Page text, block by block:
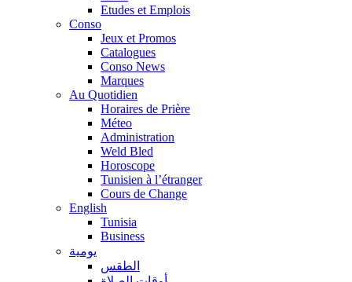
Etudes et Emplois
Conso
Jeux et Promos
Catalogues
Conso News
Marques
Au Quotidien
Horaires de Prière
Méteo
Administration
Weld Bled
Horoscope
Tunisien à l’étranger
Cours de Change
English
Tunisia
Business
يومية
الطقس